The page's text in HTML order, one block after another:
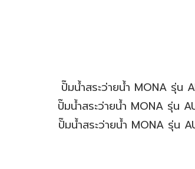
ปั๊มน้ำสระว่ายน้ำ MONA รุ่น
ปั๊มน้ำสระว่ายน้ำ MONA รุ่น
ปั๊มน้ำสระว่ายน้ำ MONA รุ่น